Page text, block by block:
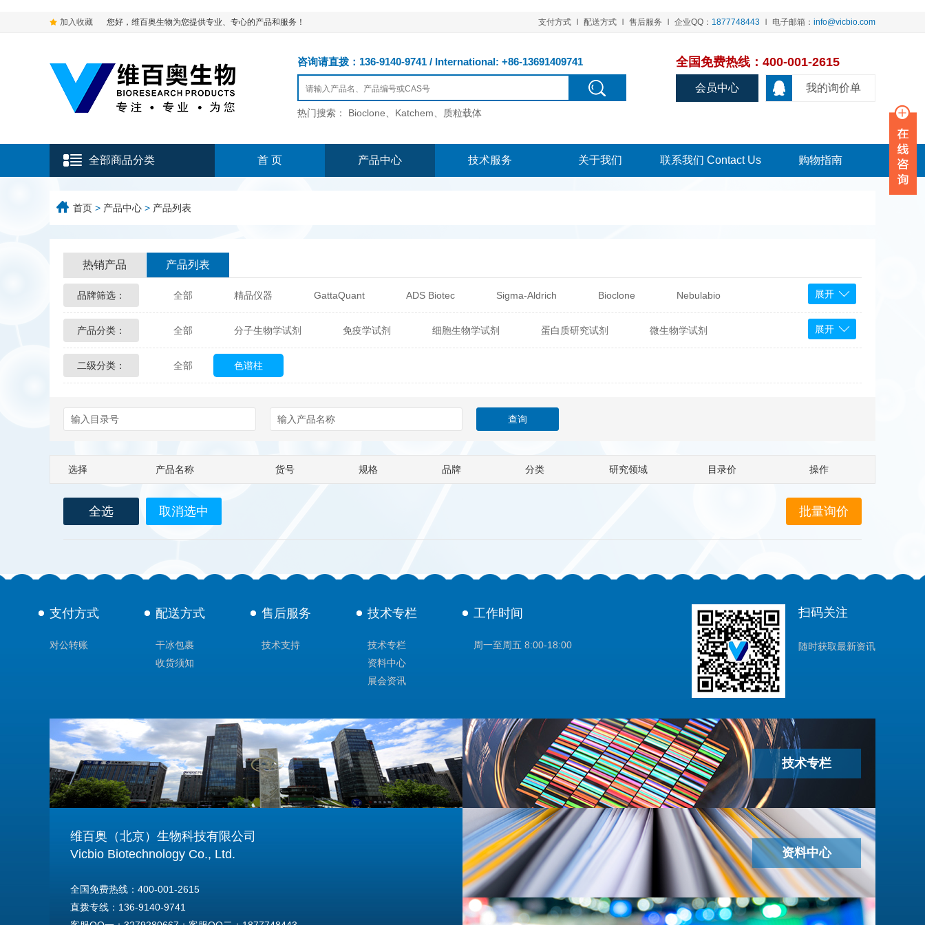
加入收藏 您好，维百奥生物为您提供专业、专心的产品和服务！ 支付方式 配送方式 售后服务 企业QQ： 1877748443 电子邮箱： info@vicbio.com
咨询请直拨：136-9140-9741 / International: +86-13691409741
热门搜索： Bioclone、Katchem、质粒载体
全国免费热线：400-001-2615
我的询价单
会员中心
全部商品分类 首 页 产品中心 技术服务 关于我们 联系我们 Contact Us 购物指南
首页 > 产品中心 > 产品列表
热销产品 产品列表
品牌筛选： 全部 精品仪器 GattaQuant ADS Biotec Sigma-Aldrich Bioclone Nebulabio
Glycon Biochem Sterlitech 热销产品 辰辉创聚生物® (Nebulabio) BPS Bioscience
Echelon Biosciences
Biotez Berlin Diametra ChemPep Eagle Biosciences Cytodiagnostics
Berry & Associates
Abbexa AbD Serotec Abnova Active Motif
展开
产品分类： 全部 分子生物学试剂 免疫学试剂 细胞生物学试剂 蛋白质研究试剂 微生物学试剂
化学及生物化学试剂
展开
二级分类： 全部 色谱柱
选择 产品名称 货号 规格 品牌 分类 研究领域 目录价 操作
全选 取消选中
支付方式
对公转账
配送方式
干冰包裹
收货须知
售后服务
技术支持
技术专栏
技术专栏
资料中心
展会资讯
工作时间
周一至周五 8:00-18:00
扫码关注
随时获取最新资讯
维百奥（北京）生物科技有限公司
Vicbio Biotechnology Co., Ltd.
全国免费热线：400-001-2615
直拨专线：136-9140-9741
技术专栏
资料中心